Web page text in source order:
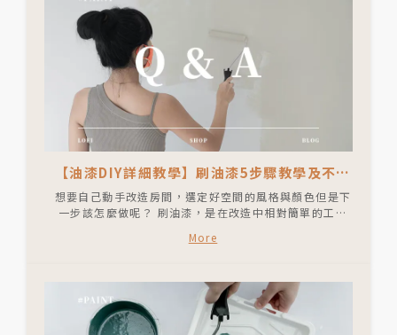
【油漆DIY詳細教學】刷油漆5步驟教學及不可
不知的注意事項
想要自己動手改造房間，選定好空間的風格與顏色但是下
一步該怎麼做呢？ 刷油漆，是在改造中相對簡單的工序
挑選、工具、採買、前置準備，到刷漆技巧以及完成後的
More